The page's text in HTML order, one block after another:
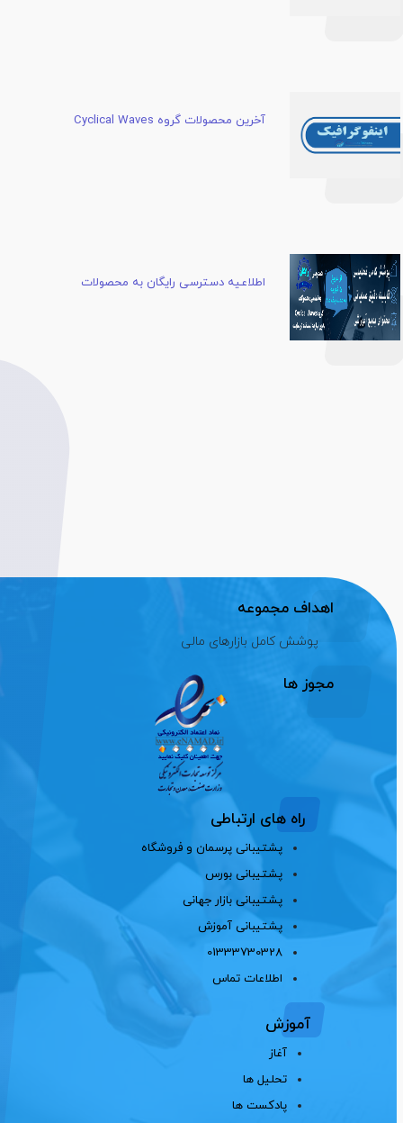
آخرین محصولات گروه Cyclical Waves
اطلاعیه دسترسی رایگان به محصولات
اهداف مجموعه
پوشش کامل بازارهای مالی
مجوز ها
راه های ارتباطی
پشتیبانی پرسمان و فروشگاه
پشتیبانی بورس
پشتیبانی بازار جهانی
پشتیبانی آموزش
01333730328
اطلاعات تماس
آموزش
آغاز
تحلیل ها
پادکست ها